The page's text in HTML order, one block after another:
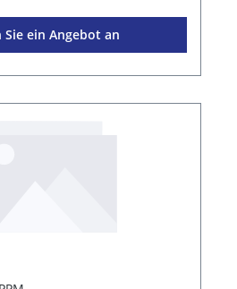
Sie ein Angebot an